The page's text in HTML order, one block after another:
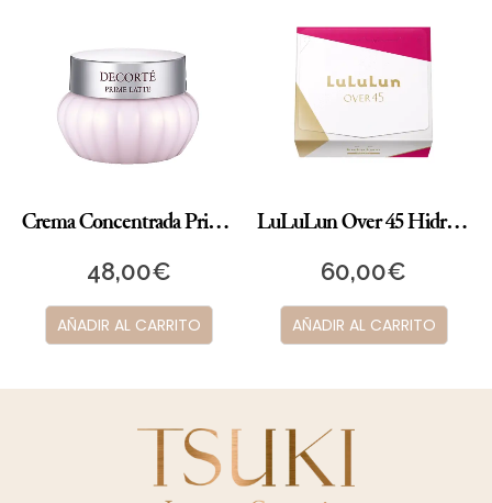
Crema Concentrada Prime Latte Essential
48,00€
AÑADIR AL CARRITO
LuLuLun Over 45 Hidratante
60,00€
AÑADIR AL CARRITO